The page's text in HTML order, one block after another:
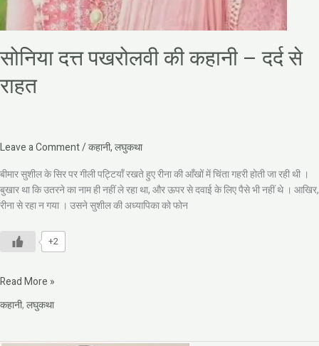
सोनिया दत्त पखरोलवी की कहानी – दर्द से
राहत
Leave a Comment/कहानी,लघुकथा
बीमार सुशील के सिर पर गीली पट्टियाँ रखते हुए रीना की आँखों में चिंता गहरी होती जा रही थी ।
बुखार था कि उतरने का नाम ही नहीं ले रहा था, और ऊपर से दवाई के लिए पैसे भी नहीं थे । आखिर,
रीना से रहा न गया । उसने सुशील की अध्यापिका को फोन
+2
Read More »
कहानी,लघुकथा